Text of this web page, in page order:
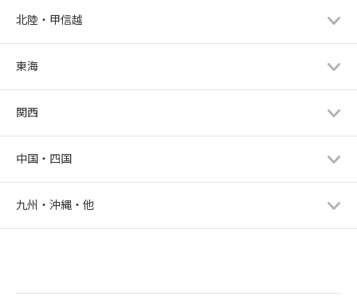
北陸・甲信越
東海
関西
中国・四国
九州・沖縄・他